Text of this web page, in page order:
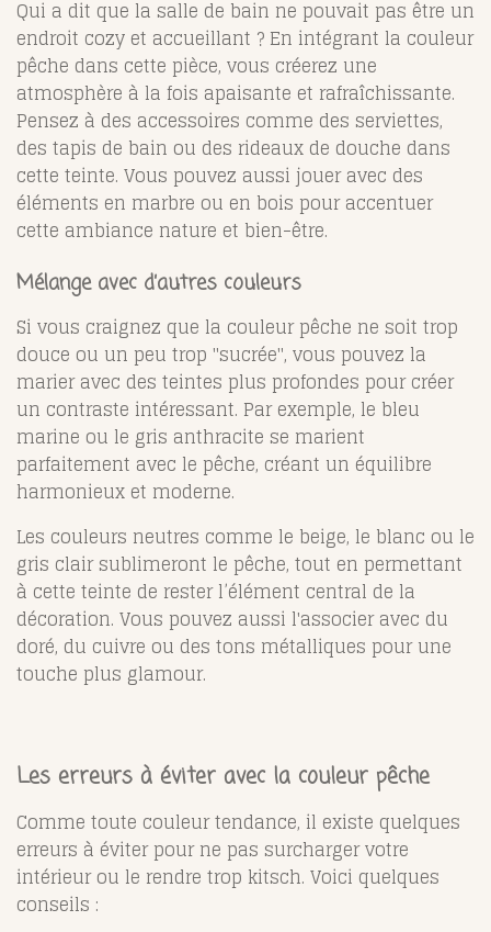
Qui a dit que la salle de bain ne pouvait pas être un
endroit cozy et accueillant ? En intégrant la couleur
pêche dans cette pièce, vous créerez une
atmosphère à la fois apaisante et rafraîchissante.
Pensez à des accessoires comme des serviettes,
des tapis de bain ou des rideaux de douche dans
cette teinte. Vous pouvez aussi jouer avec des
éléments en marbre ou en bois pour accentuer
cette ambiance nature et bien-être.
Mélange avec d’autres couleurs
Si vous craignez que la couleur pêche ne soit trop
douce ou un peu trop "sucrée", vous pouvez la
marier avec des teintes plus profondes pour créer
un contraste intéressant. Par exemple, le bleu
marine ou le gris anthracite se marient
parfaitement avec le pêche, créant un équilibre
harmonieux et moderne.
Les couleurs neutres comme le beige, le blanc ou le
gris clair sublimeront le pêche, tout en permettant
à cette teinte de rester l’élément central de la
décoration. Vous pouvez aussi l'associer avec du
doré, du cuivre ou des tons métalliques pour une
touche plus glamour.
Les erreurs à éviter avec la couleur pêche
Comme toute couleur tendance, il existe quelques
erreurs à éviter pour ne pas surcharger votre
intérieur ou le rendre trop kitsch. Voici quelques
conseils :